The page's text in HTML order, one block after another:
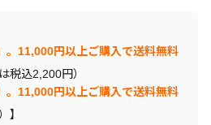
。11,000円以上ご購入で送料無料
税込2,200円）
。11,000円以上ご購入で送料無料
】